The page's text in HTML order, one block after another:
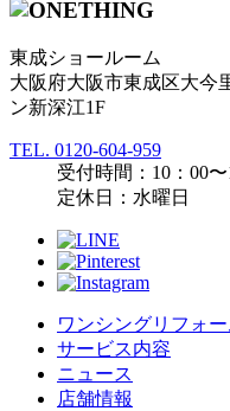
東成ショールーム
大阪府大阪市東成区大今
ン新深江1F
TEL. 0120-604-959
受付時間：10：00
定休日：水曜日
ワンシングリフォ
サービス内容
ニュース
店舗情報